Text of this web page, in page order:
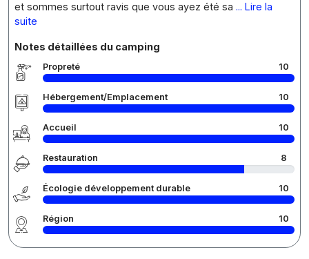
et sommes surtout ravis que vous ayez été sa ... Lire la
suite
Notes détaillées du camping
Propreté 10
Hébergement/Emplacement 10
Accueil 10
Restauration 8
Écologie développement durable 10
Région 10